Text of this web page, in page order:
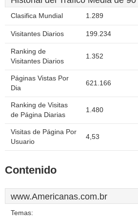
Clasifica Mundial 1.289
Visitantes Diarios 199.234
Ranking de
Visitantes Diarios
1.352
Páginas Vistas Por
Dia
621.166
Ranking de Visitas
de Página Diarias
1.480
Visitas de Página Por
Usuario
4,53
Contenido
www.Americanas.com.br
Temas: